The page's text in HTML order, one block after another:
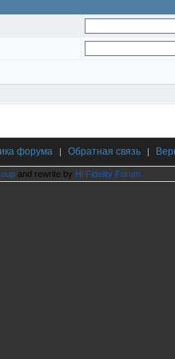
форума | Обратная связь |
and rewrite by Hi Fidelity Forum